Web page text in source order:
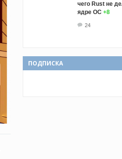
чего Rust не
ядре ОС +8
24
ПОДПИСКА